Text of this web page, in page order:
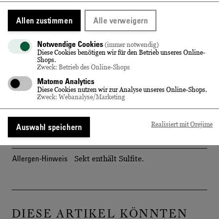
Allen zustimmen Alle verweigern
Notwendige Cookies (immer notwendig)
Diese Cookies benötigen wir für den Betrieb unseres Online-
Shops.
Zweck: Betrieb des Online-Shops
Matomo Analytics
Diese Cookies nutzen wir zur Analyse unseres Online-Shops.
Zweck: Webanalyse/Marketing
Auswahl speichern Realisiert mit Orejime
Alkoholgehalt 12,5 % vol
Restsüße 20,0 g/l
Säure
Abfüller/Hersteller Vertrieb: Wein- und Sektkellerei
Wackerbarth GmbH, D-01445
Radebeul
Erzeugnis aus Deutschland
Allergen-Hinweis Sekt enthält Sulfite.
DIESE ARTIKEL KÖNNTEN